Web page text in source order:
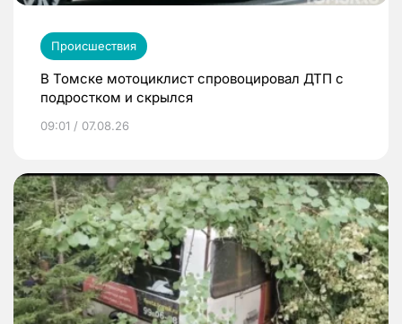
Происшествия
В Томске мотоциклист спровоцировал ДТП с
подростком и скрылся
09:01 / 07.08.26